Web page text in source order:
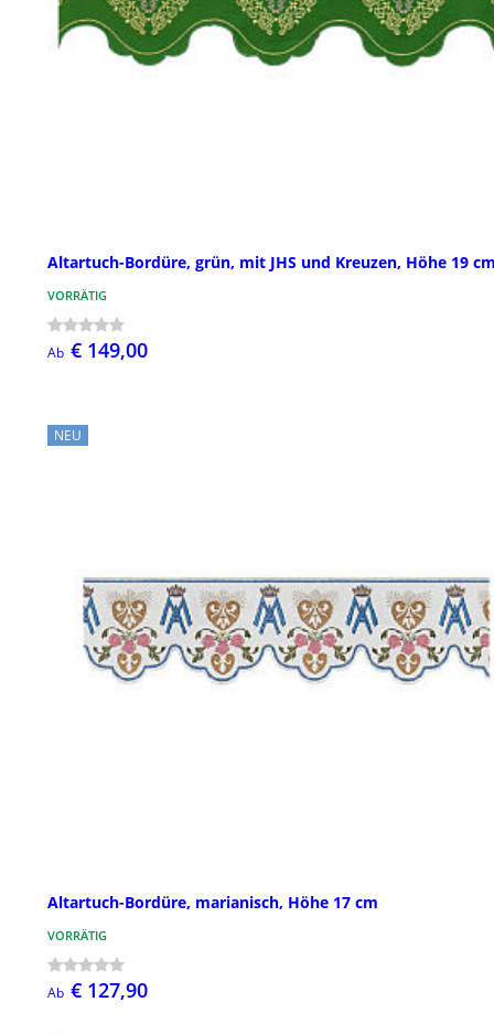
Altartuch-Bordüre, grün, mit JHS und Kreuzen, Höhe 19
VORRÄTIG
Ab € 149,00
NEU
Altartuch-Bordüre, marianisch, Höhe 17 cm
VORRÄTIG
Ab € 127,90